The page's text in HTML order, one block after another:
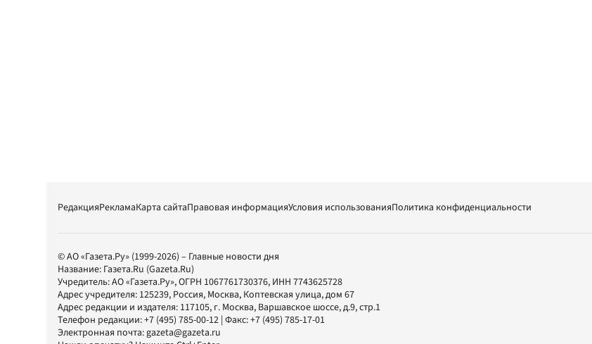
РедакцияРекламаКарта сайтаПравовая информацияУсловия использованияПолитика конфиденциальности
© АО «Газета.Ру» (1999-2026) – Главные новости дня
Название: Газета.Ru (Gazeta.Ru)
Учредитель:АО «Газета.Ру», ОГРН 1067761730376, ИНН 7743625728
Адрес учредителя: 125239, Россия, Москва, Коптевская улица, дом 67
Адрес редакции и издателя: 117105, г. Москва, Варшавское шоссе, д.9, стр.1
Телефон редакции:+7 (495) 785-00-12 | Факс:+7 (495) 785-17-01
Электронная почта:gazeta@gazeta.ru